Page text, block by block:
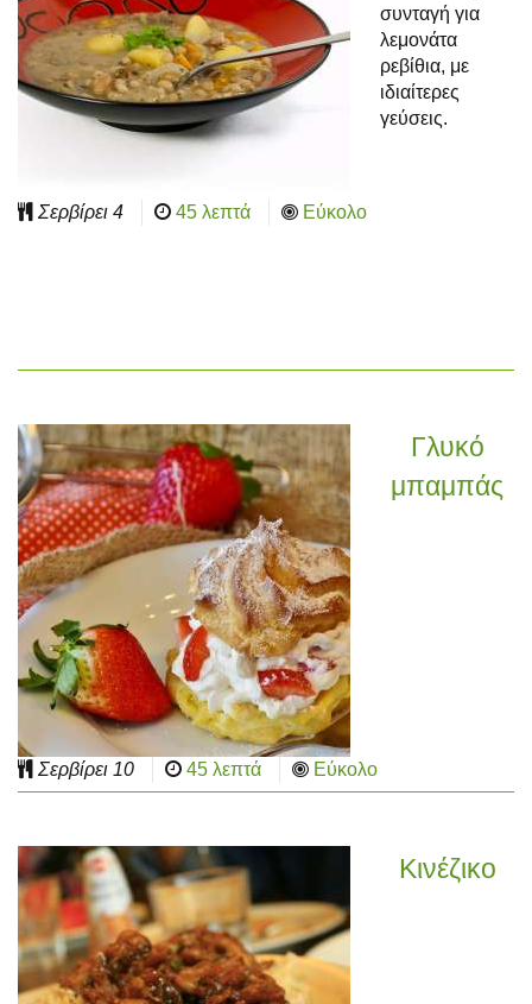
συνταγή για
λεμονάτα
ρεβίθια, με
ιδιαίτερες
γεύσεις.
Σερβίρει 4 45 λεπτά Εύκολο
Γλυκό
μπαμπάς
Σερβίρει 10 45 λεπτά Εύκολο
Κινέζικο